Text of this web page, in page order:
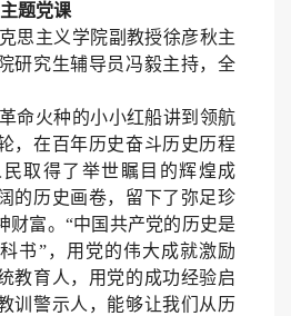
题党课
思主义学院副教授徐彦秋主
研究生辅导员冯毅主持，全
命火种的小小红船讲到领航
，在百年历史奋斗历史历程
取得了举世瞩目的辉煌成
的历史画卷，留下了弥足珍
财富。“中国共产党的历史是
书”，用党的伟大成就激励
教育人，用党的成功经验启
训警示人，能够让我们从历